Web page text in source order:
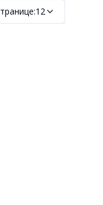
:12